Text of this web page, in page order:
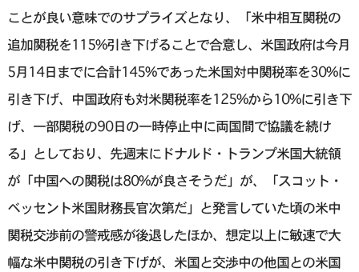
ことが良い意味でのサプライズとなり、「米中相互関税の
追加関税を115%引き下げることで合意し、米国政府は今月
5月14日までに合計145%であった米国対中関税率を30%に
引き下げ、中国政府も対米関税率を125%から10%に引き下
げ、一部関税の90日の一時停止中に両国間で協議を続け
る」としており、先週末にドナルド・トランプ米国大統領
が「中国への関税は80%が良さそうだ」が、「スコット・
ベッセント米国財務長官次第だ」と発言していた頃の米中
関税交渉前の警戒感が後退したほか、想定以上に敏速で大
幅な米中関税の引き下げが、米国と交渉中の他国との米国